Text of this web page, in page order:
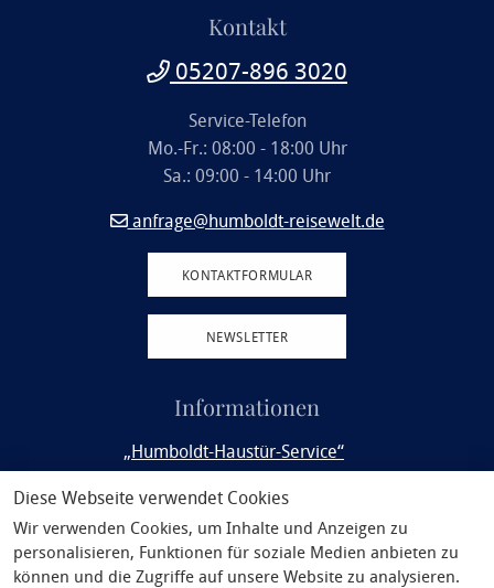
Diese Webseite verwendet Cookies
Wir verwenden Cookies, um Inhalte und Anzeigen zu
personalisieren, Funktionen für soziale Medien anbieten zu
können und die Zugriffe auf unsere Website zu analysieren.
Kontakt
05207-896 3020
Service-Telefon
Mo.-Fr.: 08:00 - 18:00 Uhr
Sa.: 09:00 - 14:00 Uhr
anfrage@humboldt-reisewelt.de
KONTAKTFORMULAR
NEWSLETTER
Informationen
„Humboldt-Haustür-Service“
Rail&Fly
Service
Philosophie